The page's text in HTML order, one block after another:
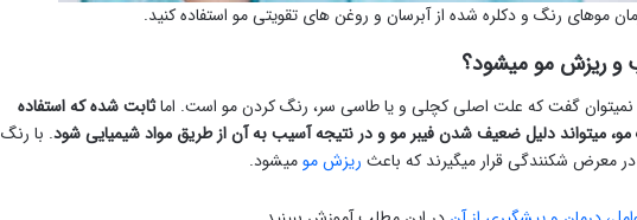
موهای رنگ و دکلره شده از آبرسان و روغن های تقویتی مو استفاده کنید.
و ریزش مو میشود؟
نمیتوان گفت که علت اصلی کچلی و یا طاسی سر، رنگ کردن مو است. اماثابت شده که استفاده
میتواند دلیل ضعیف شدن فیبر مو و در نتیجه آسیب به آن از طریق مواد شیمیایی شود. با رنگ
معرض شکنندگی قرار میگیرند که باعث ریزش مومیشود.